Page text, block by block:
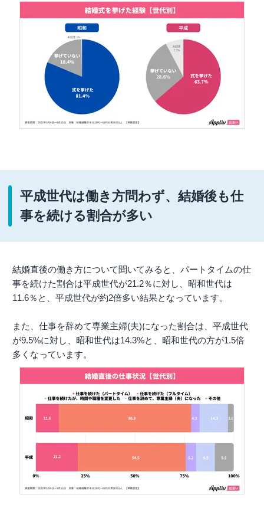
平成世代は働き方問わず、結婚後も仕
事を続ける割合が多い
結婚直後の働き方について聞いてみると、パートタイムの仕
事を続けた割合は平成世代が21.2％に対し、昭和世代は
11.6％と、平成世代が約2倍多い結果となっています。
また、仕事を辞めて専業主婦(夫)になった割合は、平成世代
が9.5%に対し、昭和世代は14.3%と、昭和世代の方が1.5倍
多くなっています。